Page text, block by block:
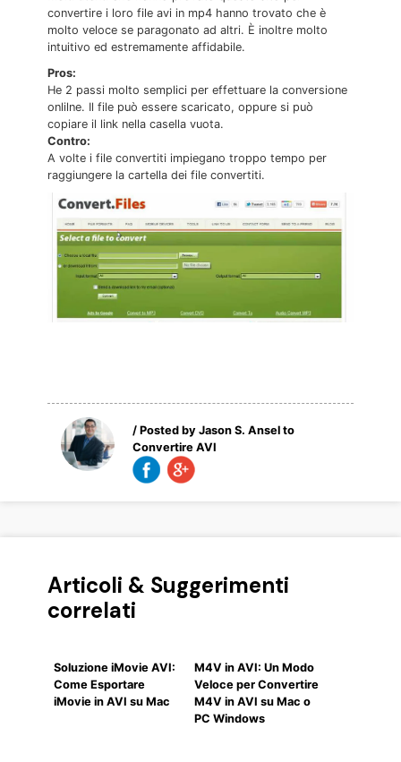
convertire i loro file avi in mp4 hanno trovato che è
molto veloce se paragonato ad altri. È inoltre molto
intuitivo ed estremamente affidabile.
Pros:
He 2 passi molto semplici per effettuare la conversione
onlilne. Il file può essere scaricato, oppure si può
copiare il link nella casella vuota.
Contro:
A volte i file convertiti impiegano troppo tempo per
raggiungere la cartella dei file convertiti.
/ Posted byJason S. Ansel to
Convertire AVI
Articoli & Suggerimenti
correlati
Soluzione iMovie AVI:
Come Esportare
iMovie in AVI su Mac
M4V in AVI: Un Modo
Veloce per Convertire
M4V in AVI su Mac o
PC Windows